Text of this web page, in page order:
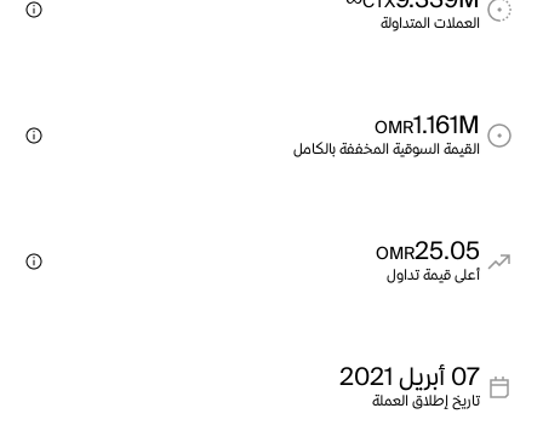
العملات المتداولة
1.161M
OMR
القيمة السوقية المخففة بالكامل
25.05
OMR
أعلى قيمة تداول
07 أبريل 2021
تاريخ إطلاق العملة